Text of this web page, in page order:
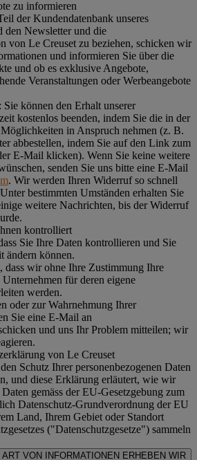
zu informieren
der Kundendatenbank unseres
den Newsletter und die
von Le Creuset zu beziehen, schicken wir
und informieren Sie über die
und ob es exklusive Angebote,
Veranstaltungen oder Werbeangebote
Sie können den Erhalt unserer
kostenlos beenden, indem Sie die in der
in Anspruch nehmen (z. B.
abbestellen, indem Sie auf den Link zum
E-Mail klicken). Wenn Sie keine weitere
senden Sie uns bitte eine E-Mail
. Wir werden Ihren Widerruf so schnell
bestimmten Umständen erhalten Sie
weitere Nachrichten, bis der Widerruf
kontrolliert
Sie Ihre Daten kontrollieren und Sie
ändern können.
dass wir ohne Ihre Zustimmung Ihre
für deren eigene
werden.
oder zur Wahrnehmung Ihrer
Sie eine E-Mail an
und uns Ihr Problem mitteilen; wir
von Le Creuset
Schutz Ihrer personenbezogenen Daten
und diese Erklärung erläutert, wie wir
gemäss der EU-Gesetzgebung zum
Datenschutz-Grundverordnung der EU
Land, Ihrem Gebiet oder Standort
("Datenschutzgesetze") sammeln
VON INFORMATIONEN ERHEBEN WIR